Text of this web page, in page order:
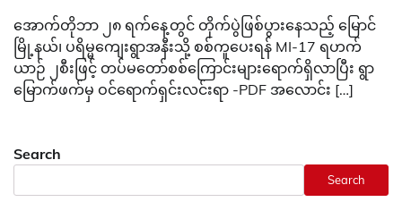
အောက်တိုဘာ ၂၈ ရက်နေ့တွင် တိုက်ပွဲဖြစ်ပွားနေသည့် မြောင်
မြို့နယ်၊ ပရိမ္မကျေးရွာအနီးသို့ စစ်ကူပေးရန် MI-17 ရဟက်
ယာဉ် ၂စီးဖြင့် တပ်မတော်စစ်ကြောင်းများရောက်ရှိလာပြီး ရွာ
မြောက်ဖက်မှ ဝင်ရောက်ရှင်းလင်းရာ -PDF အလောင်း […]
Search
Search